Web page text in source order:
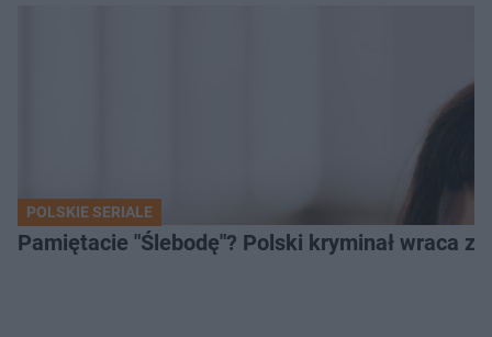
POLSKIE SERIALE
Pamiętacie "Ślebodę"? Polski kryminał wraca